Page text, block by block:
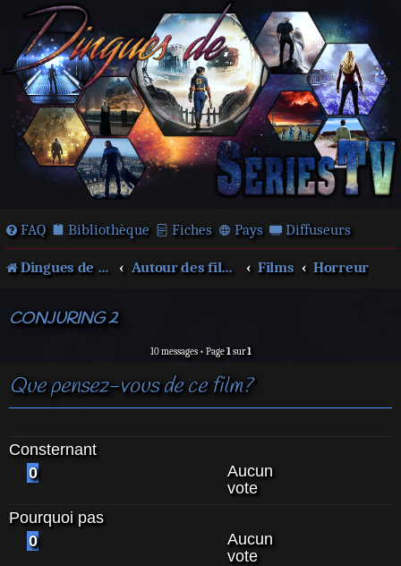
FAQ Bibliothèque Fiches Pays Diffuseurs
Dingues de séries télé ! Autour des films et séries Films Horreur
CONJURING 2
10 messages • Page1sur1
Que pensez-vous de ce film?
Consternant
0
Aucun
vote
Pourquoi pas
0
Aucun
vote